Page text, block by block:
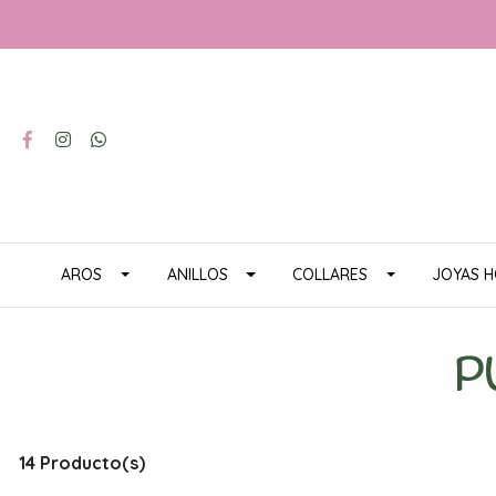
AROS ANILLOS COLLARES JOYAS
14 Producto(s)